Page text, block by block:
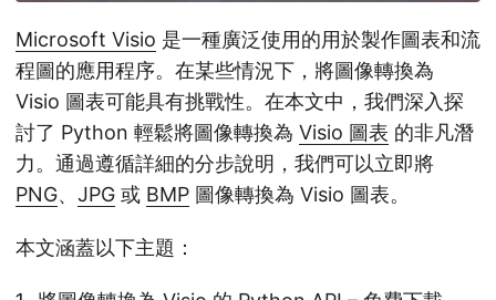
Microsoft Visio 是一種廣泛使用的用於製作圖表和流
程圖的應用程序。在某些情況下，將圖像轉換為
Visio 圖表可能具有挑戰性。在本文中，我們深入探
討了 Python 輕鬆將圖像轉換為 Visio 圖表 的非凡潛
力。通過遵循詳細的分步說明，我們可以立即將
PNG、 JPG 或 BMP 圖像轉換為 Visio 圖表。
本文涵蓋以下主題：